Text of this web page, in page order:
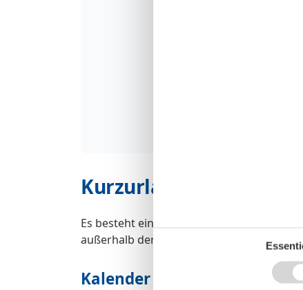
Kurzurlaub
Es besteht eine begrenzte Möglichkeit
außerhalb der Hochsaison.
Kalender